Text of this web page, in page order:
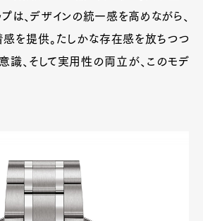
は、デザインの統一感を高めながら、
を提供。たしかな存在感を放ちつつ
識、そして実用性の両立が、このモデ